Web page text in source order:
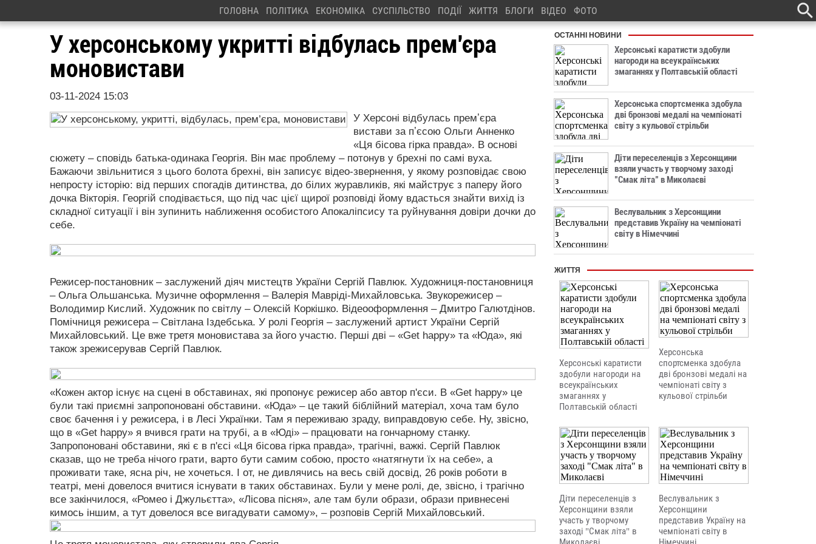
ГОЛОВНА ПОЛІТИКА ЕКОНОМІКА СУСПІЛЬСТВО ПОДІЇ ЖИТТЯ БЛОГИ ВІДЕО ФОТО
У херсонському укритті відбулась прем'єра
моновистави
03-11-2024 15:03
У Херсоні відбулась премʼєра
вистави за пʼєсою Ольги Анненко
«Ця бісова гірка правда». В основі
сюжету – сповідь батька-одинака Георгія. Він має проблему – потонув у брехні по самі вуха.
Бажаючи звільнитися з цього болота брехні, він записує відео-звернення, у якому розповідає свою
непросту історію: від перших спогадів дитинства, до білих журавликів, які майструє з паперу його
дочка Вікторія. Георгій сподівається, що під час цієї щирої розповіді йому вдасться знайти вихід із
складної ситуації і він зупинить наближення особистого Апокаліпсису та руйнування довіри дочки до
себе.
Режисер-постановник – заслужений діяч мистецтв України Сергій Павлюк. Художниця-постановниця
– Ольга Ольшанська. Музичне оформлення – Валерія Мавріді-Михайловська. Звукорежисер –
Володимир Кислий. Художник по світлу – Олексій Коркішко. Відеооформлення – Дмитро Галютдінов.
Помічниця режисера – Світлана Іздебська. У ролі Георгія – заслужений артист України Сергій
Михайловський. Це вже третя моновистава за його участю. Перші дві – «Get happy» та «Юда», які
також зрежисерував Сергій Павлюк.
«Кожен актор існує на сцені в обставинах, які пропонує режисер або автор п'єси. В «Get happy» це
були такі приємні запропоновані обставини. «Юда» – це такий біблійний матеріал, хоча там було
своє бачення і у режисера, і в Лесі Українки. Там я переживаю зраду, виправдовую себе. Ну, звісно,
що в «Get happy» я вчився грати на трубі, а в «Юді» – працювати на гончарному станку.
Запропоновані обставини, які є в п'єсі «Ця бісова гірка правда», трагічні, важкі. Сергій Павлюк
сказав, що не треба нічого грати, варто бути самим собою, просто «натягнути їх на себе», а
проживати таке, ясна річ, не хочеться. І от, не дивлячись на весь свій досвід, 26 років роботи в
театрі, мені довелося вчитися існувати в таких обставинах. Були у мене ролі, де, звісно, і трагічно
все закінчилося, «Ромео і Джульєтта», «Лісова пісня», але там були образи, образи привнесені
кимось іншим, а тут довелося все вигадувати самому», – розповів Сергій Михайловський.
ОСТАННІ НОВИНИ
Херсонські каратисти здобули
нагороди на всеукраїнських
змаганнях у Полтавській області
Херсонська спортсменка здобула
дві бронзові медалі на чемпіонаті
світу з кульової стрільби
Діти переселенців з Херсонщини
взяли участь у творчому заході
"Смак літа" в Миколаєві
Веслувальник з Херсонщини
представив Україну на чемпіонаті
світу в Німеччині
ЖИТТЯ
Херсонські каратисти
здобули нагороди на
всеукраїнських
змаганнях у
Полтавській області
Херсонська
спортсменка здобула
дві бронзові медалі на
чемпіонаті світу з
кульової стрільби
Діти переселенців з
Херсонщини взяли
участь у творчому
заході "Смак літа" в
Веслувальник з
Херсонщини
представив Україну на
чемпіонаті світу в